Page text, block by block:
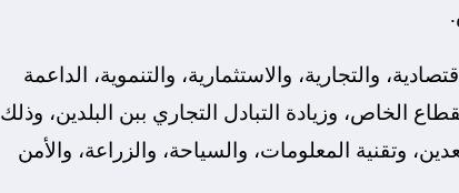
والتجارية، والاستثمارية، والتنموية، الداعمة
الخاص، وزيادة التبادل التجاري ببن البلدين، وذلك
وتقنية المعلومات، والسياحة، والزراعة، والأمن